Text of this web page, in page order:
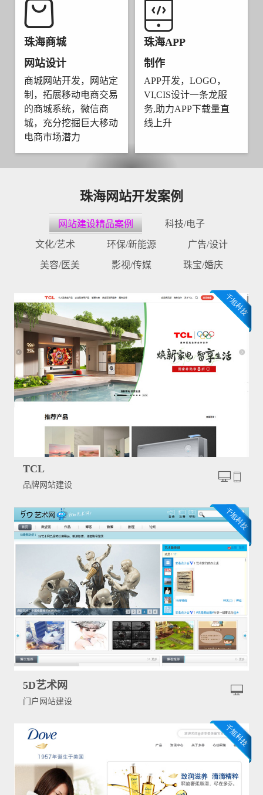
珠海商城
网站设计
商城网站开发，网站定
制，拓展移动电商交易
的商城系统，微信商
城，充分挖掘巨大移动
电商市场潜力
珠海APP
制作
APP开发，LOGO，
VI,CIS设计一条龙服
务,助力APP下载量直
线上升
珠海网站开发案例
网站建设精品案例 科技/电子
文化/艺术 环保/新能源 广告/设计
美容/医美 影视/传媒 珠宝/婚庆
TCL
品牌网站建设
5D艺术网
门户网站建设